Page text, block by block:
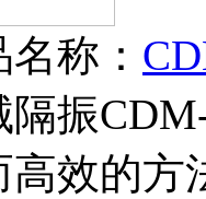
称：
隔振
高效的方